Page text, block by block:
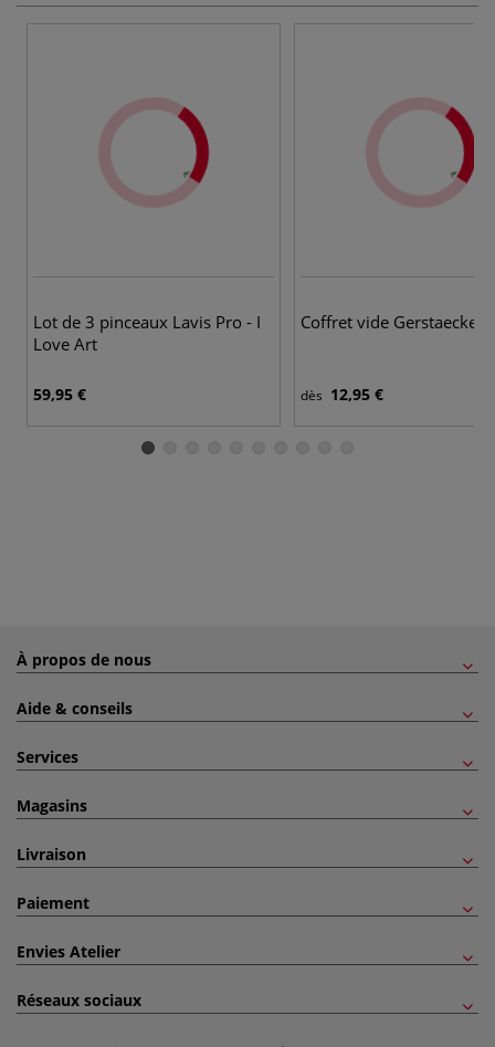
Lot de 3 pinceaux Lavis Pro - I
Love Art
59,95 €
Coffret vide Gerstaecker
dès 12,95 €
À propos de nous
Aide & conseils
Services
Magasins
Livraison
Paiement
Envies Atelier
Réseaux sociaux